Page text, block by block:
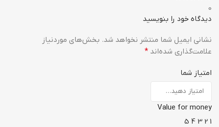
0
دیدگاه خود را بنویسید
نشانی ایمیل شما منتشر نخواهد شد. بخش‌های موردنیاز
علامت‌گذاری شده‌اند *
امتیاز شما
Value for money
1
2
3
4
5